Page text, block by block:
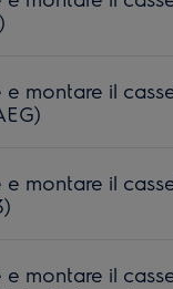
e montare il
e montare il
e montare il